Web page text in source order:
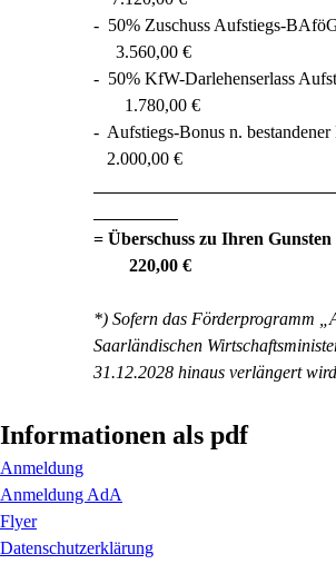
- 50% Zuschuss
3.560,00 €
- 50% KfW-
1.780,00 €
- Aufstiegs-Bonus n.
2.000,00 €
= Überschuss zu
220,00 €
*) Sofern das Förderprogramm
Saarländischen
31.12.2028 hinaus verlängert
Informationen als pdf
Anmeldung
Anmeldung AdA
Flyer
Datenschutzerklärung